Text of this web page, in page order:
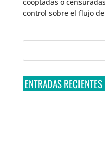
control sobre el flujo
ENTRADAS RECIENTES